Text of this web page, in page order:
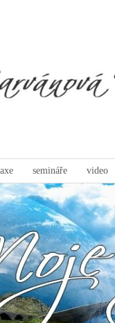
semináře video